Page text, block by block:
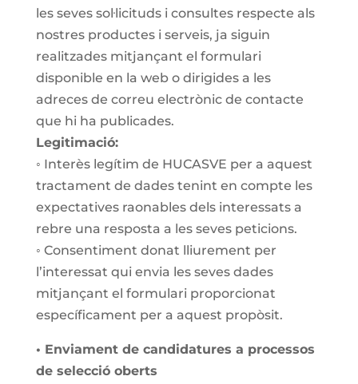
les seves sol·licituds i consultes respecte als
nostres productes i serveis, ja siguin
realitzades mitjançant el formulari
disponible en la web o dirigides a les
adreces de correu electrònic de contacte
que hi ha publicades.
Legitimació:
◦ Interès legítim de HUCASVE per a aquest
tractament de dades tenint en compte les
expectatives raonables dels interessats a
rebre una resposta a les seves peticions.
◦ Consentiment donat lliurement per
l’interessat qui envia les seves dades
mitjançant el formulari proporcionat
específicament per a aquest propòsit.
• Enviament de candidatures a processos
de selecció oberts